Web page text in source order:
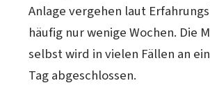
Anlage vergehen laut
häufig nur wenige Wochen. Die
selbst wird in vielen Fällen an
Tag abgeschlossen.